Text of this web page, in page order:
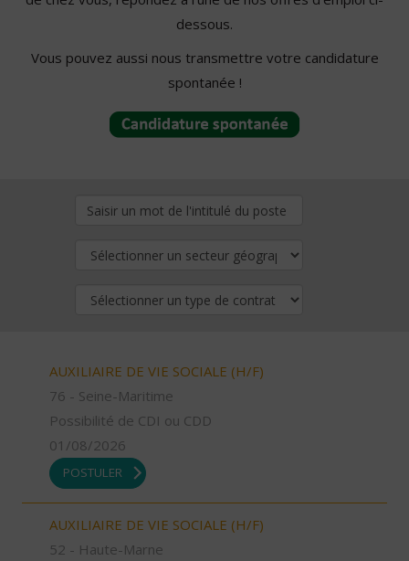
dessous.
Vous pouvez aussi nous transmettre votre candidature
spontanée !
AUXILIAIRE DE VIE SOCIALE (H/F)
76 - Seine-Maritime
Possibilité de CDI ou CDD
01/08/2026
POSTULER
AUXILIAIRE DE VIE SOCIALE (H/F)
52 - Haute-Marne